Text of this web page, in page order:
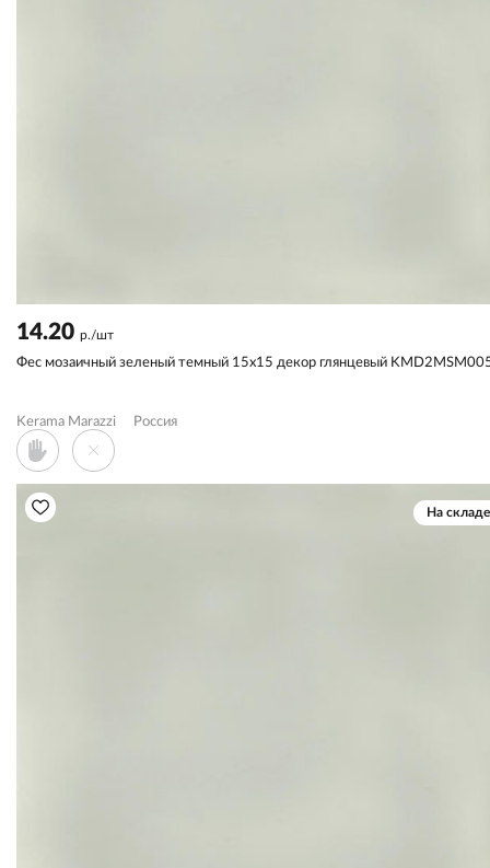
14.20 р./шт
Фес мозаичный зеленый темный 15x15 декор глянцевый
Kerama Marazzi Россия
На складе